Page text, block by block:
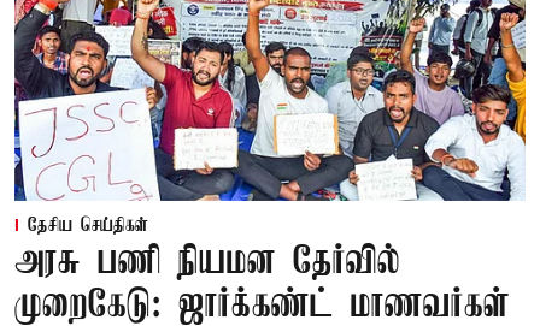
தேசிய செய்திகள்
அரசு பணி நியமன தேர்வில்
முறைகேடு: ஜார்க்கண்ட் மாணவர்கள்